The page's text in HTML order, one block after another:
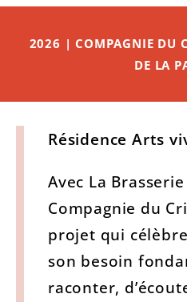
2026 | COMPAGNIE DU
DE LA
Résidence Arts
Avec La
Compagnie du
projet qui
son besoin
raconter,